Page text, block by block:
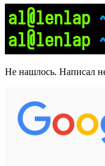
Не нашлось. Написал